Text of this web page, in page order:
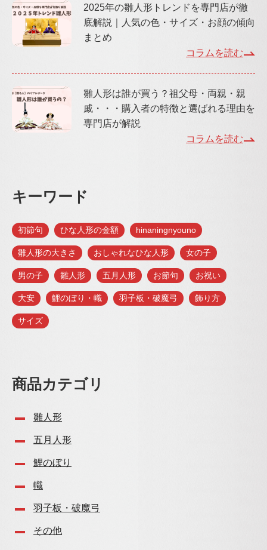
2025年の雛人形トレンドを専門店が徹
底解説｜人気の色・サイズ・お顔の傾向
まとめ
コラムを読む
雛人形は誰が買う？祖父母・両親・親
戚・・・購入者の特徴と選ばれる理由を
専門店が解説
コラムを読む
キーワード
初節句 ひな人形の金額 hinaningnyouno
雛人形の大きさ おしゃれなひな人形 女の子
男の子 雛人形 五月人形 お節句 お祝い
大安 鯉のぼり・幟 羽子板・破魔弓 飾り方
サイズ
商品カテゴリ
雛人形
五月人形
鯉のぼり
幟
羽子板・破魔弓
その他